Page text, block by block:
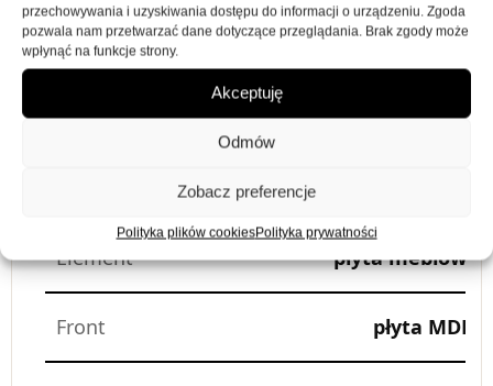
przechowywania i uzyskiwania dostępu do informacji o urządzeniu. Zgoda
pozwala nam przetwarzać dane dotyczące przeglądania. Brak zgody może
wpłynąć na funkcje strony.
Akceptuję
Odmów
Zobacz preferencje
Polityka plików cookiesPolityka prywatności
Element płyta meblowa
Front płyta MDF,